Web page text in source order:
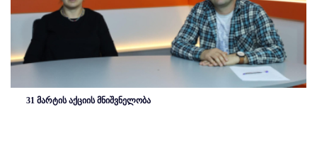
31 მარტის აქციის მნიშვნელობა